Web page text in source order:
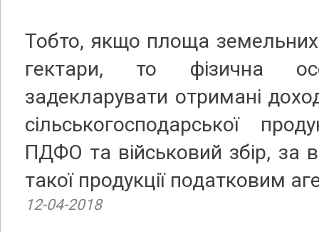
Тобто, якщо площа земельних
гектари, то фізична
задекларувати отримані
сільськогосподарської
ПДФО та військовий збір, за
такої продукції податковим
12-04-2018